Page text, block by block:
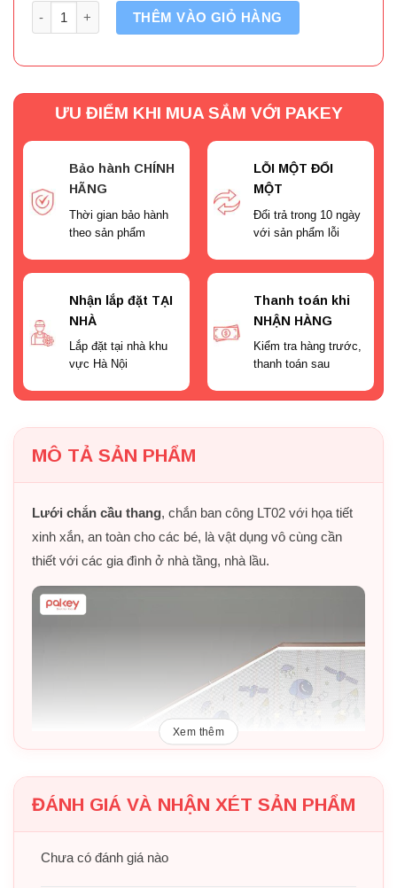
Số lượng THÊM VÀO GIỎ HÀNG
ƯU ĐIỂM KHI MUA SẮM VỚI PAKEY
Bảo hành CHÍNH
HÃNG
Thời gian bảo hành
theo sản phẩm
LỖI MỘT ĐỔI
MỘT
Đổi trả trong 10 ngày
với sản phẩm lỗi
Nhận lắp đặt TẠI
NHÀ
Lắp đặt tại nhà khu
vực Hà Nội
Thanh toán khi
NHẬN HÀNG
Kiểm tra hàng trước,
thanh toán sau
MÔ TẢ SẢN PHẨM
Lưới chắn cầu thang, chắn ban công LT02 với họa tiết
xinh xắn, an toàn cho các bé, là vật dụng vô cùng cần
thiết với các gia đình ở nhà tầng, nhà lầu.
Xem thêm
ĐÁNH GIÁ VÀ NHẬN XÉT SẢN PHẨM
Chưa có đánh giá nào